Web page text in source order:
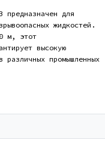
предназначен для
жидкостей.
м, этот
высокую
различных промышленных